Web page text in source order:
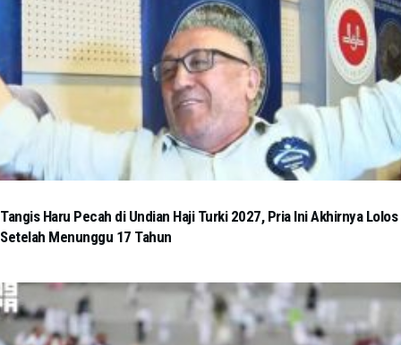
Tangis Haru Pecah di Undian Haji Turki 2027, Pria Ini Akhirnya Lolos
Setelah Menunggu 17 Tahun